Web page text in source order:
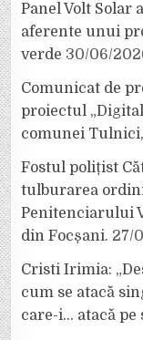
Panel Volt
aferente unui
verde 30/06/
Comunicat de
proiectul
comunei
Fostul polițist
tulburarea
Penitenciarului
din Focșani. 27/
Cristi Irimia:
cum se atacă
care-i… atacă pe